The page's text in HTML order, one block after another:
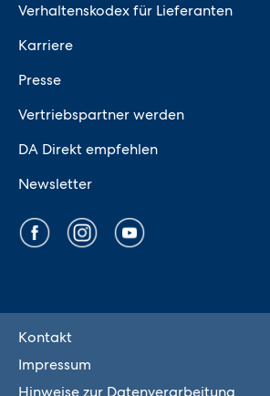
Verhaltenskodex für Lieferanten
Karriere
Presse
Vertriebspartner werden
DA Direkt empfehlen
Newsletter
Kontakt
Impressum
Hinweise zur Datenverarbeitung